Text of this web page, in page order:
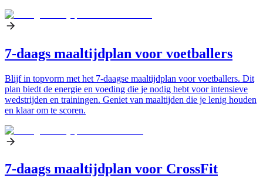
7-daags maaltijdplan voor voetballers
Blijf in topvorm met het 7-daagse maaltijdplan voor voetballers. Dit
plan biedt de energie en voeding die je nodig hebt voor intensieve
wedstrijden en trainingen. Geniet van maaltijden die je lenig houden
en klaar om te scoren.
7-daags maaltijdplan voor CrossFit